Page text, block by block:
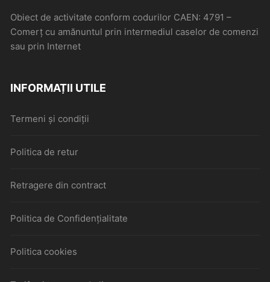
Obiect de activitate conform codurilor CAEN: 4791 –
Comerţ cu amănuntul prin intermediul caselor de comenzi
sau prin Internet
INFORMAȚII UTILE
Termeni și condiții
Politica de retur
Retragere din contract
Politica de Confidențialitate
Politica cookies